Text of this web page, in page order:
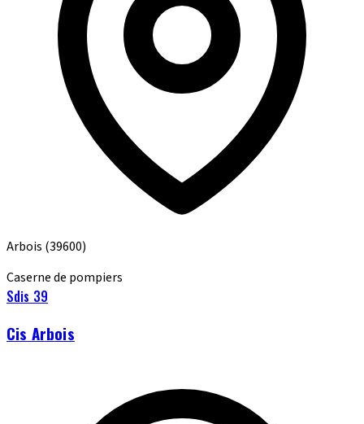
Arbois (39600)
Caserne de pompiers
Sdis 39
Cis Arbois